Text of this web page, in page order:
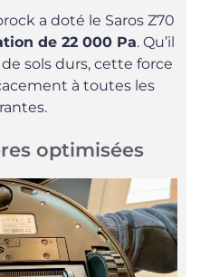
a doté le Saros Z70
de 22 000 Pa. Qu’il
sols durs, cette force
à toutes les
optimisées